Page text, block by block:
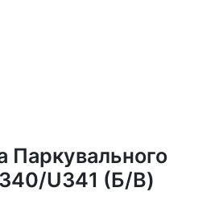
Паркувального
U341 (Б/В)